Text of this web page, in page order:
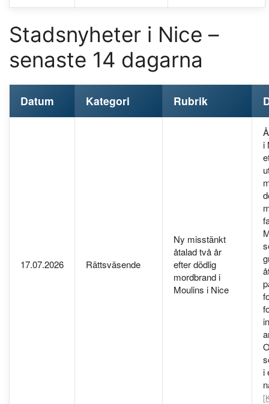
Stadsnyheter i Nice –
senaste 14 dagarna
Datum Kategori Rubrik
17.07.2026 Rättsväsende
Ny misstänkt
åtalad två år
efter dödlig
mordbrand i
Moulins i Nice
i
i